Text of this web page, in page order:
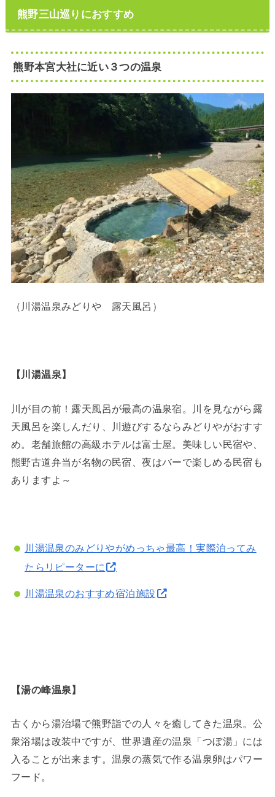
熊野三山巡りにおすすめ
熊野本宮大社に近い３つの温泉
（川湯温泉みどりや 露天風呂）
【川湯温泉】
川が目の前！露天風呂が最高の温泉宿。川を見ながら露
天風呂を楽しんだり、川遊びするならみどりやがおすす
め。老舗旅館の高級ホテルは富士屋。美味しい民宿や、
熊野古道弁当が名物の民宿、夜はバーで楽しめる民宿も
ありますよ～
川湯温泉のみどりやがめっちゃ最高！実際泊ってみ
たらリピーターに
川湯温泉のおすすめ宿泊施設
【湯の峰温泉】
古くから湯治場で熊野詣での人々を癒してきた温泉。公
衆浴場は改装中ですが、世界遺産の温泉「つぼ湯」には
入ることが出来ます。温泉の蒸気で作る温泉卵はパワー
フード。